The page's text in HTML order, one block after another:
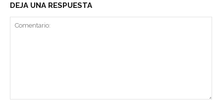
DEJA UNA RESPUESTA